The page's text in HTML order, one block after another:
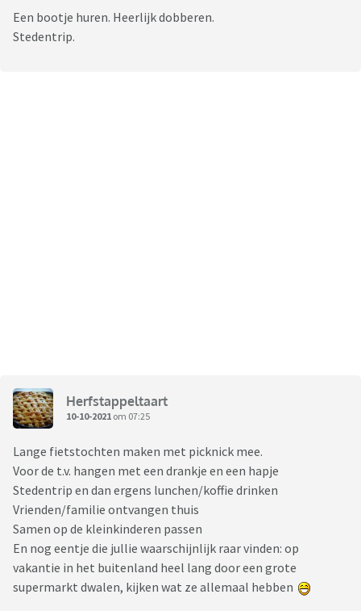
Een bootje huren. Heerlijk dobberen.
Stedentrip.
Herfstappeltaart
10-10-2021 om 07:25
Lange fietstochten maken met picknick mee.
Voor de t.v. hangen met een drankje en een hapje
Stedentrip en dan ergens lunchen/koffie drinken
Vrienden/familie ontvangen thuis
Samen op de kleinkinderen passen
En nog eentje die jullie waarschijnlijk raar vinden: op
vakantie in het buitenland heel lang door een grote
supermarkt dwalen, kijken wat ze allemaal hebben